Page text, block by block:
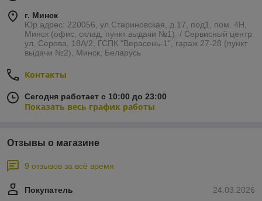
г. Минск
Юр.адрес: 220056, ул.Стариновская, д.17, под1, пом. 4Н,
Минск (офис, склад, пункт выдачи №1). / Сервисный центр:
ул. Серова, 18А/2, ГСПК "Верасень-1", гараж 27-28 (пункт
выдачи №2), Минск, Беларусь
Контакты
Сегодня работает с 10:00 до 23:00
Показать весь график работы
Отзывы о магазине
9 отзывов за всё время
24.03.2026
Покупатель